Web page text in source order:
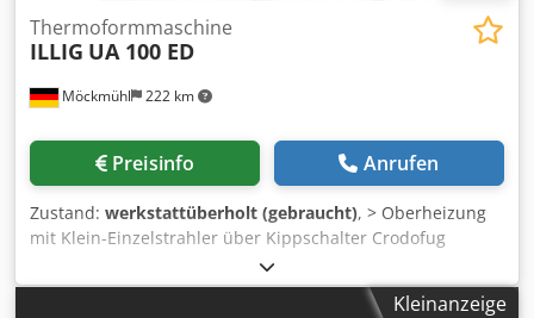
Möckmühl 222 km
Thermoformmaschine
ILLIG UA 100 ED
Preisinfo Anrufen
Zustand: werkstattüberholt (gebraucht), > Oberheizung
mit Klein-Einzelstrahler über Kippschalter Crodofug
Anspfx Alcjf > Unterheizung Großstrahler >
Oberstempelanlage > Schutzgitter > 4 Kühlgebläse D05 >
Kleinanzeige